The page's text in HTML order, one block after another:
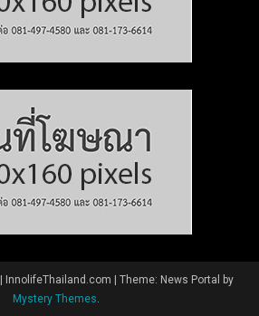
InnolifeThailand.com
Theme: News Portal by
Mystery Themes.